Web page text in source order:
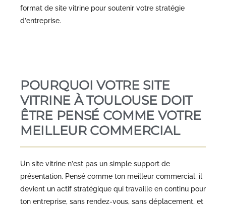
format de site vitrine pour soutenir votre stratégie
d’entreprise.
POURQUOI VOTRE SITE
VITRINE À TOULOUSE DOIT
ÊTRE PENSÉ COMME VOTRE
MEILLEUR COMMERCIAL
Un site vitrine n’est pas un simple support de
présentation. Pensé comme ton meilleur commercial, il
devient un actif stratégique qui travaille en continu pour
ton entreprise, sans rendez-vous, sans déplacement, et